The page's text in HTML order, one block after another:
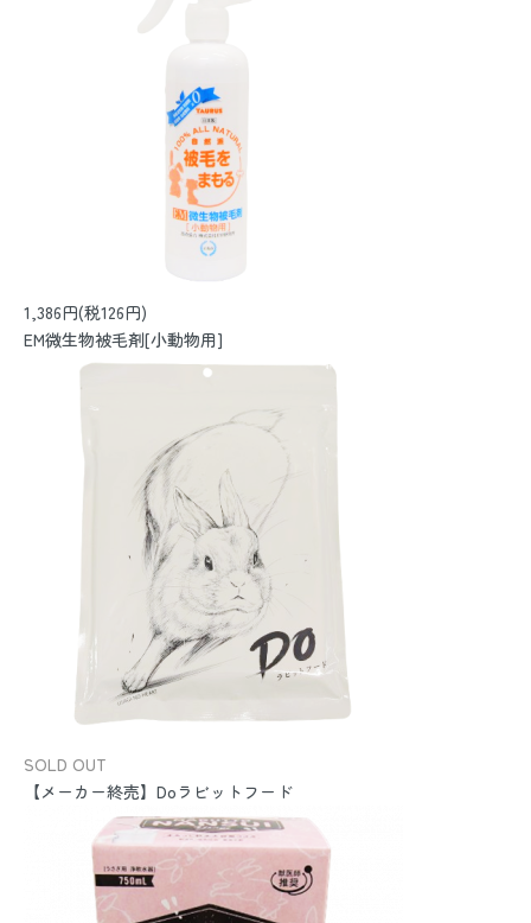
1,386円(税126円)
EM微生物被毛剤[小動物用]
SOLD OUT
【メーカー終売】Doラビットフード